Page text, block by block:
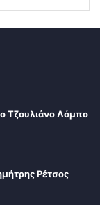
Τζουλιάνο Λόμπο
Ρέτσος